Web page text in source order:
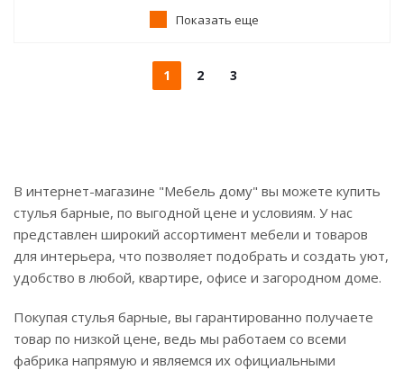
Показать еще
1 2 3
В интернет-магазине "Мебель дому" вы можете купить
стулья барные, по выгодной цене и условиям. У нас
представлен широкий ассортимент мебели и товаров
для интерьера, что позволяет подобрать и создать уют,
удобство в любой, квартире, офисе и загородном доме.
Покупая стулья барные, вы гарантированно получаете
товар по низкой цене, ведь мы работаем со всеми
фабрика напрямую и являемся их официальными